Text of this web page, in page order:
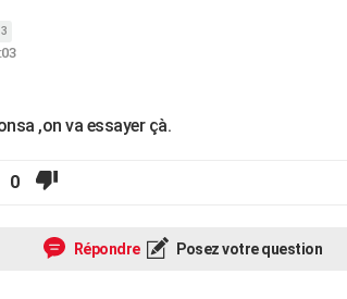
3
,on va essayer çà.
0
Répondre Posez votre question